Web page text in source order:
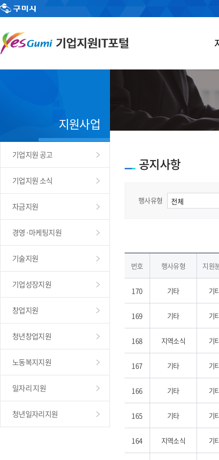
지원사업
기업지원 공고
기업지원 소식
자금지원
경영·마케팅지원
기술지원
기업성장지원
창업지원
청년창업지원
노동복지지원
일자리 지원
청년일자리지원
공지사항
행사유형
번호 행사유형 지원
170 기타 기
169 기타 기
168 지역소식 기
167 기타 기
166 기타 기
165 기타 기
164 지역소식 기